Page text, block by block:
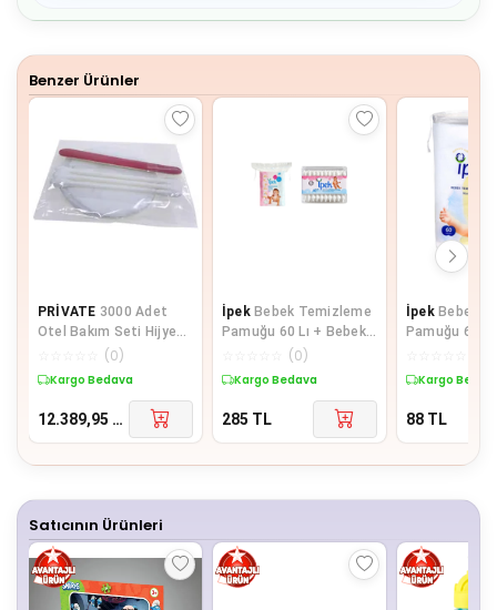
8
Benzer Ürünler
PRİVATE 3000 Adet
Otel Bakım Seti Hijyen
(0)
Kargo Bedava
12.389,95 TL
İpek Bebek Temizleme
Pamuğu 60 Lı + Bebek
Kulak Çöp 60 Lı
(0)
Kargo Bedava
285 TL
İpek Bebek
Pamuğu 60
Kargo
88 TL
Satıcının Ürünleri